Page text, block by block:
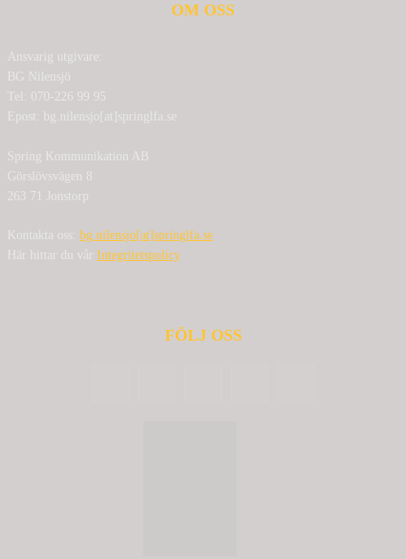
OM OSS
Ansvarig utgivare:
BG Nilensjö
Tel: 070-226 99 95
Epost: bg.nilensjo[at]springlfa.se
Spring Kommunikation AB
Görslövsvägen 8
263 71 Jonstorp
Kontakta oss: bg.nilensjo[at]springlfa.se
Här hittar du vår Integritetspolicy
FÖLJ OSS